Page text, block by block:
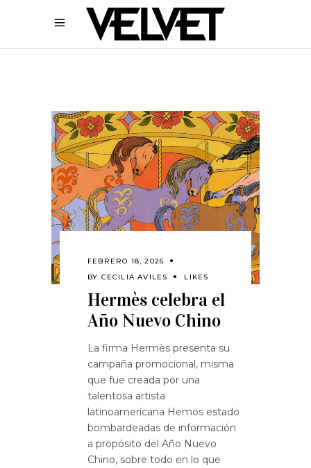
FEBRERO 18, 2026
BY CECILIA AVILES LIKES
Hermès celebra el
Año Nuevo Chino
La firma Hermès presenta su
campaña promocional, misma
que fue creada por una
talentosa artista
latinoamericana Hemos estado
bombardeadas de información
a propósito del Año Nuevo
Chino, sobre todo en lo que